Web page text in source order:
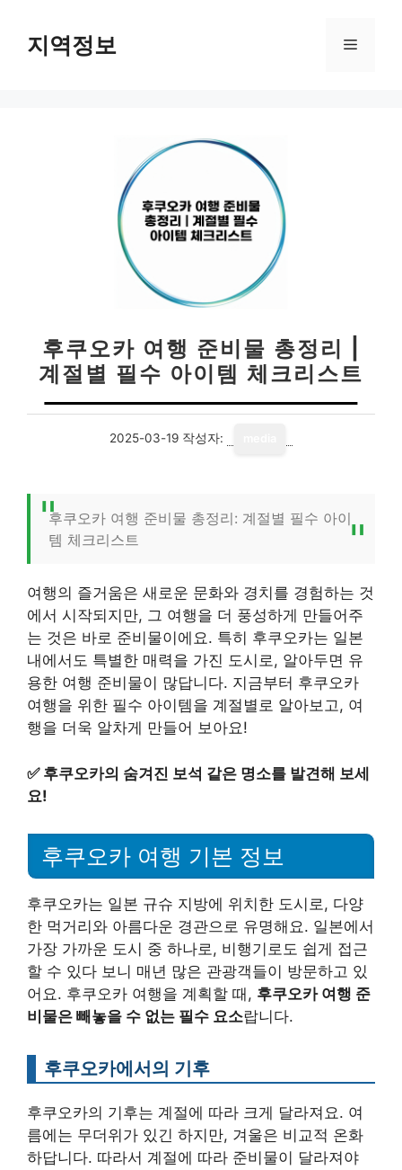
지역정보 메
후쿠오카 여행 준비물 총정리 |
계절별 필수 아이템 체크리스트
2025-03-19 작성자:
후쿠오카 여행 준비물 총정리: 계절별 필수 아이
템 체크리스트
여행의 즐거움은 새로운 문화와 경치를 경험하는 것
에서 시작되지만, 그 여행을 더 풍성하게 만들어주
는 것은 바로 준비물이에요. 특히 후쿠오카는 일본
내에서도 특별한 매력을 가진 도시로, 알아두면 유
용한 여행 준비물이 많답니다. 지금부터 후쿠오카
여행을 위한 필수 아이템을 계절별로 알아보고, 여
행을 더욱 알차게 만들어 보아요!
✅ 후쿠오카의 숨겨진 보석 같은 명소를 발견해 보세
요!
후쿠오카 여행 기본 정보
후쿠오카는 일본 규슈 지방에 위치한 도시로, 다양
한 먹거리와 아름다운 경관으로 유명해요. 일본에서
가장 가까운 도시 중 하나로, 비행기로도 쉽게 접근
할 수 있다 보니 매년 많은 관광객들이 방문하고 있
어요. 후쿠오카 여행을 계획할 때, 후쿠오카 여행 준
비물은 빼놓을 수 없는 필수 요소랍니다.
후쿠오카에서의 기후
후쿠오카의 기후는 계절에 따라 크게 달라져요. 여
름에는 무더위가 있긴 하지만, 겨울은 비교적 온화
하답니다. 따라서 계절에 따라 준비물이 달라져야